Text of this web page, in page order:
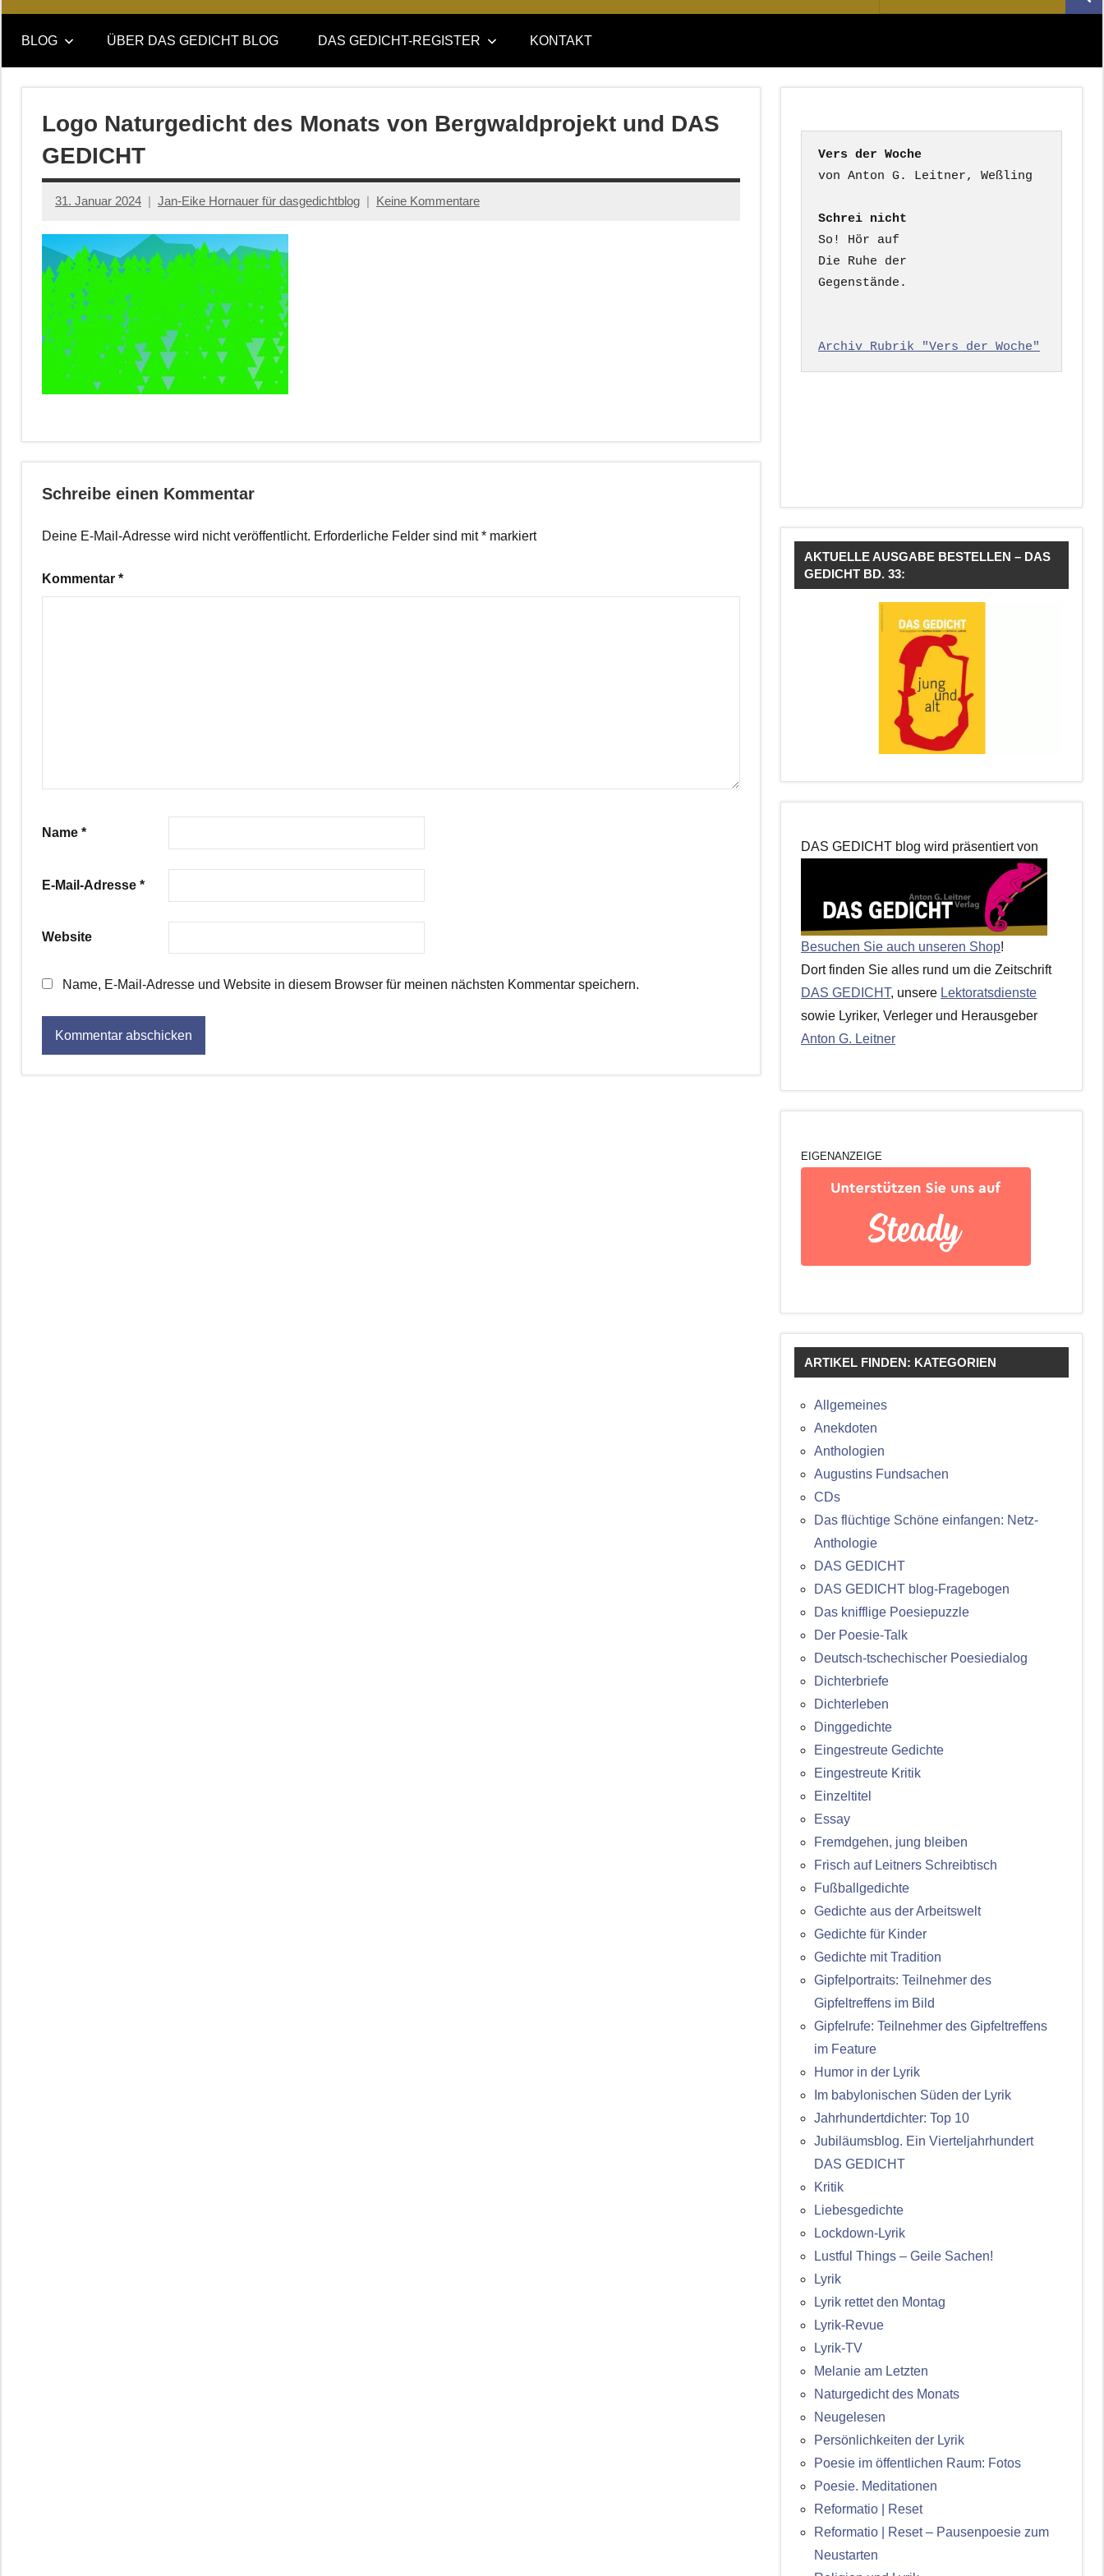
DAS
GEDICHT
blog
DAS
GEDICHT.
Zeitschrift
nach:
BLOG ÜBER DAS GEDICHT BLOG DAS GEDICHT-REGISTER KONTAKT
Logo Naturgedicht des Monats von Bergwaldprojekt und DAS
GEDICHT
31. Januar 2024 Jan-Eike Hornauer für dasgedichtblog Keine Kommentare
Schreibe einen Kommentar
Deine E-Mail-Adresse wird nicht veröffentlicht. Erforderliche Felder sind mit* markiert
Kommentar *
Name *
E-Mail-Adresse *
Website
Name, E-Mail-Adresse und Website in diesem Browser für meinen nächsten Kommentar speichern.
Vers der Woche
Schrei nicht
So! Hör auf
Die Ruhe der
Gegenstände.
Archiv Rubrik "Vers der Woche"
AKTUELLE AUSGABE BESTELLEN – DAS
GEDICHT BD. 33:
DAS GEDICHT blog wird präsentiert von
Besuchen Sie auch unseren Shop!
Dort finden Sie alles rund um die Zeitschrift
DAS GEDICHT, unsere Lektoratsdienste
sowie Lyriker, Verleger und Herausgeber
Anton G. Leitner
EIGENANZEIGE
ARTIKEL FINDEN: KATEGORIEN
Allgemeines
Anekdoten
Anthologien
Augustins Fundsachen
CDs
Das flüchtige Schöne einfangen: Netz-
Anthologie
DAS GEDICHT
DAS GEDICHT blog-Fragebogen
Das knifflige Poesiepuzzle
Der Poesie-Talk
Deutsch-tschechischer Poesiedialog
Dichterbriefe
Dichterleben
Dinggedichte
Eingestreute Gedichte
Eingestreute Kritik
Einzeltitel
Essay
Fremdgehen, jung bleiben
Frisch auf Leitners Schreibtisch
Fußballgedichte
Gedichte aus der Arbeitswelt
Gedichte für Kinder
Gedichte mit Tradition
Gipfelportraits: Teilnehmer des
Gipfeltreffens im Bild
Gipfelrufe: Teilnehmer des Gipfeltreffens
im Feature
Humor in der Lyrik
Im babylonischen Süden der Lyrik
Jahrhundertdichter: Top 10
Jubiläumsblog. Ein Vierteljahrhundert
DAS GEDICHT
Kritik
Liebesgedichte
Lockdown-Lyrik
Lustful Things – Geile Sachen!
Lyrik
Lyrik rettet den Montag
Lyrik-Revue
Lyrik-TV
Melanie am Letzten
Naturgedicht des Monats
Neugelesen
Persönlichkeiten der Lyrik
Poesie im öffentlichen Raum: Fotos
Poesie. Meditationen
Reformatio | Reset
Reformatio | Reset – Pausenpoesie zum
Neustarten